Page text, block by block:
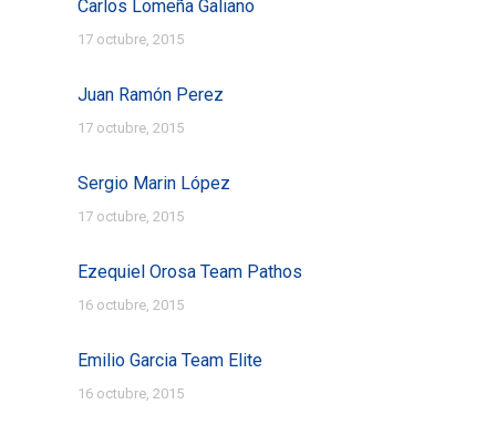
Carlos Lomeña Galiano
17 octubre, 2015
Juan Ramón Perez
17 octubre, 2015
Sergio Marin López
17 octubre, 2015
Ezequiel Orosa Team Pathos
16 octubre, 2015
Emilio Garcia Team Elite
16 octubre, 2015